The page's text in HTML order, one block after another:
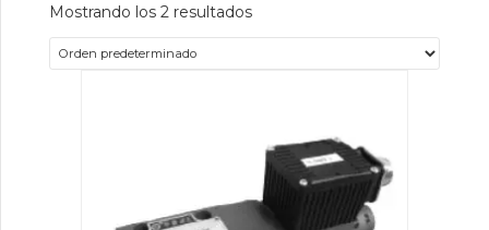
Mostrando los 2 resultados